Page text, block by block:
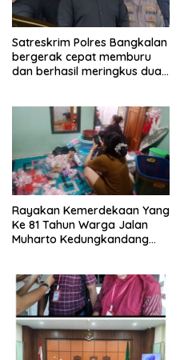
Satreskrim Polres Bangkalan
bergerak cepat memburu
dan berhasil meringkus dua
Sidoarjo dan HP (25) warga
Tulungagung.
Rayakan Kemerdekaan Yang
Ke 81 Tahun Warga Jalan
Muharto Kedungkandang